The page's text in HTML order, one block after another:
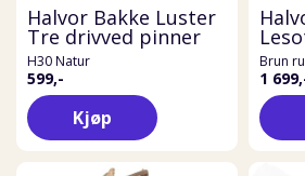
Halvor Bakke Luster
Tre drivved pinner
H30 Natur
599,-
Kjøp
Brun
1